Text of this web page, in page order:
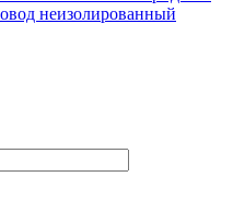
неизолированный